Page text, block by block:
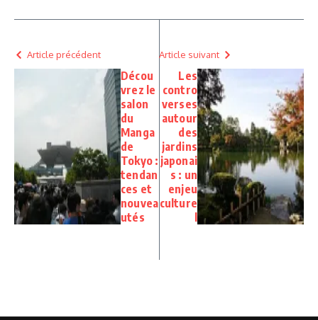
Article précédent
Décou
vrez le
salon
du
Manga
de
Tokyo :
tendan
ces et
nouvea
utés
Article suivant
Les
contro
verses
autour
des
jardins
japonai
s : un
enjeu
culture